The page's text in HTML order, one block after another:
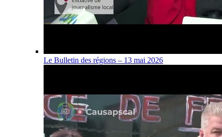
Le Bulletin des régions – 13 mai 2026